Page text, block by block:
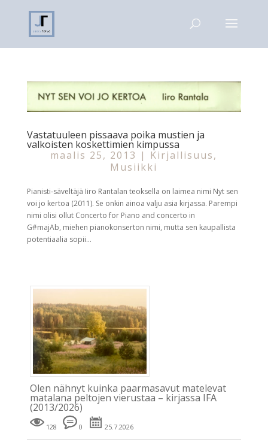
Vastatuuleen pissaava poika mustien ja
valkoisten koskettimien kimpussa
maalis 25, 2013 | Kirjallisuus,
Musiikki
Pianisti-säveltäjä Iiro Rantalan teoksella on laimea nimi Nyt sen
voi jo kertoa (2011). Se onkin ainoa valju asia kirjassa. Parempi
nimi olisi ollut Concerto for Piano and concerto in
G#majAb, miehen pianokonserton nimi, mutta sen kaupallista
potentiaalia sopii...
Olen nähnyt kuinka paarmasavut matelevat
matalana peltojen vierustaa – kirjassa IFA
(2013/2026)
128 0 25.7.2026